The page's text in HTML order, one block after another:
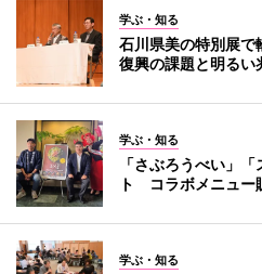
学ぶ・知る
石川県美の特別展
復興の課題と明るい
学ぶ・知る
「さぶろうべい」
ト コラボメニュー
学ぶ・知る